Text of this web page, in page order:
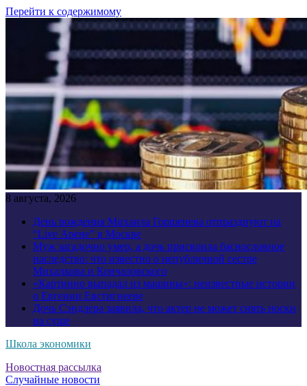
Перейти к содержимому
8 августа, 2026
День рождения Михаила Горшенева отпразднуют на
“Live Арене” в Москве
Муж загадочно умер, а дочь присвоила баснословное
наследство: что известно о непубличной сестре
Михалкова и Кончаловского
«Картинно выпадал из машины»: неизвестные истории
о Евгении Евстигнееве
Дочь Сэндлера заявила, что актер не может снять носки
на суше
Школа экономики
Новостная рассылка
Случайные новости